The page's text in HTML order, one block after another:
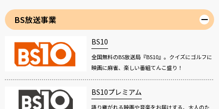
BS放送事業
BS10
全国無料のBS放送局『BS10』。クイズにゴルフに
映画に麻雀、楽しい番組てんこ盛り！
BS10プレミアム
語り継がれる映画や音楽をお届けする、大人のた